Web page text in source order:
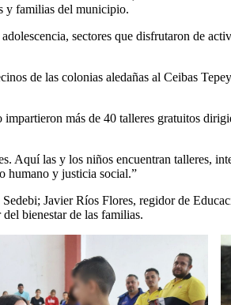
y familias del municipio.
sectores que disfrutaron de
de las colonias aledañas al Ceibas
más de 40 talleres gratuitos
Aquí las y los niños encuentran talleres,
humano y justicia social.”
Javier Ríos Flores, regidor de
bienestar de las familias.